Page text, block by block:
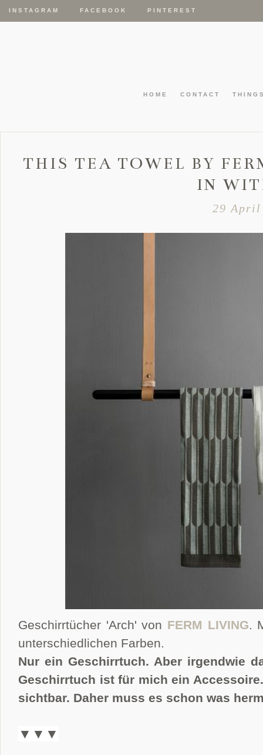
INSTAGRAM FACEBOOK PINTEREST
HOME CONTACT
THIS TEA TOWEL BY
IN
29 April
Geschirrtücher 'Arch' von FERM LIVING.
unterschiedlichen Farben.
Nur ein Geschirrtuch. Aber irgendwie
Geschirrtuch ist für mich ein
sichtbar. Daher muss es schon was
▼▼▼